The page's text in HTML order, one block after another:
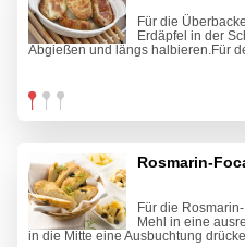
Für die
Erdäpfel in der
Abgießen und längs halbieren.Für
Rosmarin-
Für die
Mehl in eine
in die Mitte eine Ausbuchtung